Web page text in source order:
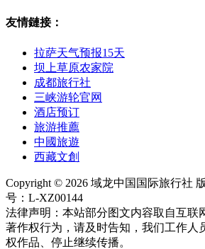
友情鏈接：
拉萨天气预报15天
坝上草原农家院
成都旅行社
三峡游轮官网
酒店预订
旅游推薦
中國旅遊
西藏文創
Copyright © 2026 域龙中国国际旅行社
号：L-XZ00144
法律声明：本站部分图文内容取自互联
著作权行为，请及时告知，我们工作人
权作品、停止继续传播。